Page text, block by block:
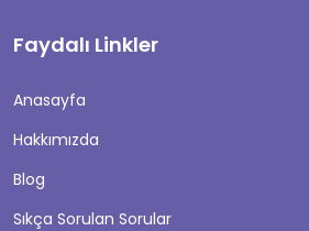
Faydalı Linkler
Anasayfa
Hakkımızda
Blog
Sıkça Sorulan Sorular